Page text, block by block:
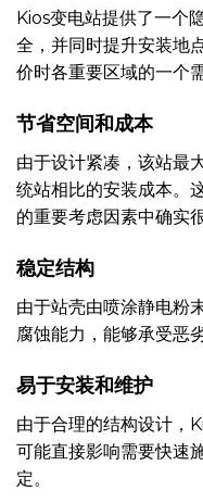
Kios变电站提供了一个
全，并同时提升安装地
价时各重要区域的一个
节省空间和成本
由于设计紧凑，该站最
统站相比的安装成本。
的重要考虑因素中确实
稳定结构
由于站壳由喷涂静电粉
腐蚀能力，能够承受恶
易于安装和维护
由于合理的结构设计，
可能直接影响需要快速
定。